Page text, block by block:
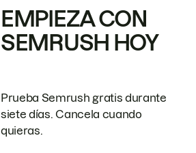
EMPIEZA CON
SEMRUSH HOY
Prueba Semrush gratis durante
siete días. Cancela cuando
quieras.